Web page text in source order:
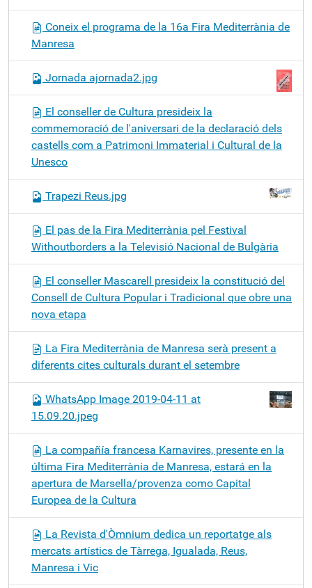
Coneix el programa de la 16a Fira Mediterrània de
Manresa
Jornada ajornada2.jpg
El conseller de Cultura presideix la
commemoració de l'aniversari de la declaració dels
castells com a Patrimoni Immaterial i Cultural de la
Unesco
Trapezi Reus.jpg
El pas de la Fira Mediterrània pel Festival
Withoutborders a la Televisió Nacional de Bulgària
El conseller Mascarell presideix la constitució del
Consell de Cultura Popular i Tradicional que obre una
nova etapa
La Fira Mediterrània de Manresa serà present a
diferents cites culturals durant el setembre
WhatsApp Image 2019-04-11 at
15.09.20.jpeg
La compañía francesa Karnavires, presente en la
última Fira Mediterrània de Manresa, estará en la
apertura de Marsella/provenza como Capital
Europea de la Cultura
La Revista d'Òmnium dedica un reportatge als
mercats artístics de Tàrrega, Igualada, Reus,
Manresa i Vic